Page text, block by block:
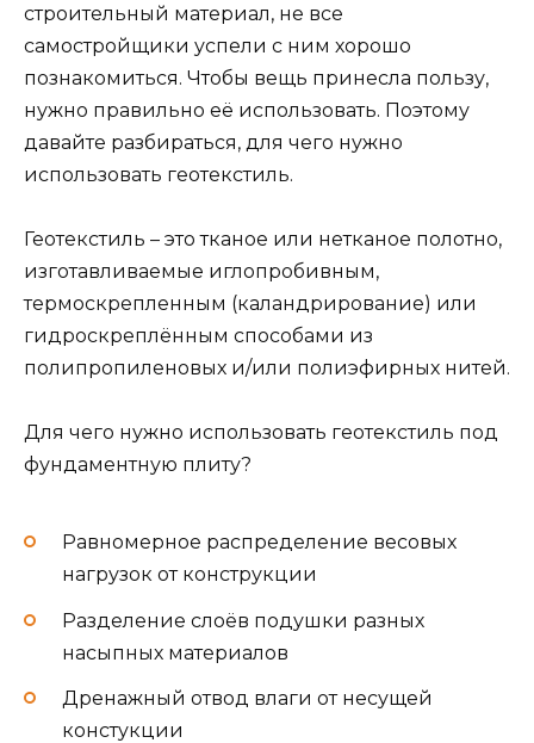
строительный материал, не все
самостройщики успели с ним хорошо
познакомиться. Чтобы вещь принесла пользу,
нужно правильно её использовать. Поэтому
давайте разбираться, для чего нужно
использовать геотекстиль.
Геотекстиль – это тканое или нетканое полотно,
изготавливаемые иглопробивным,
термоскрепленным (каландрирование) или
гидроскреплённым способами из
полипропиленовых и/или полиэфирных нитей.
Для чего нужно использовать геотекстиль под
фундаментную плиту?
Равномерное распределение весовых
нагрузок от конструкции
Разделение слоёв подушки разных
насыпных материалов
Дренажный отвод влаги от несущей
констукции